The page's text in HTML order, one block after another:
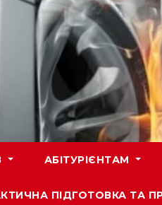
АБІТУРІЄНТАМ
ПІДГОТОВКА ТА